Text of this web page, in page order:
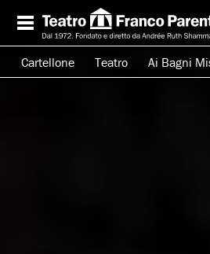
Cartellone Teatro Ai Bagni